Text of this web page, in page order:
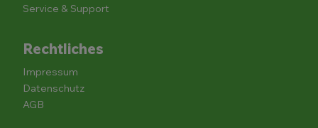
Service & Support
Rechtliches
Impressum
Datenschutz
AGB